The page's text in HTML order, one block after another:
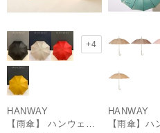
+4
HANWAY
【雨傘】 ハンウェイ （HANWAY） Couturier クチュリエ 長傘 日本製
HANWAY